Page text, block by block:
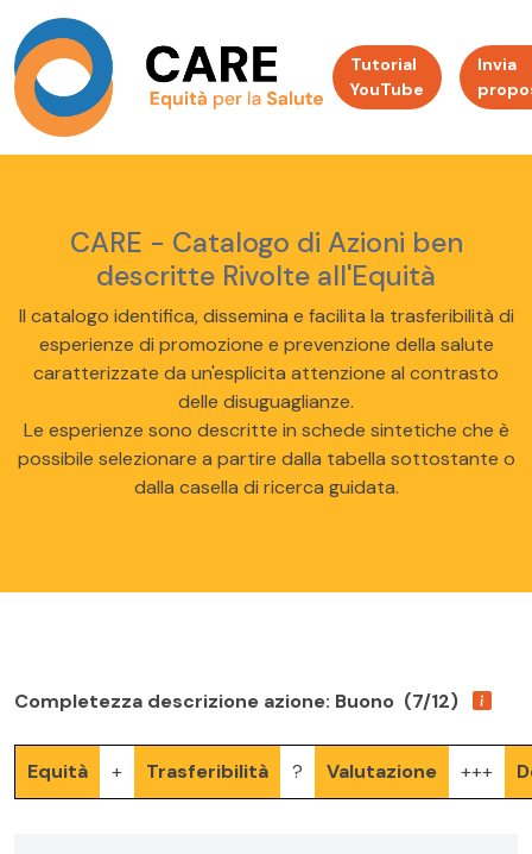
Tutorial
YouTube
Invia
CARE - Catalogo di Azioni ben
descritte Rivolte all'Equità
Il catalogo identifica, dissemina e facilita la trasferibilità di
esperienze di promozione e prevenzione della salute
caratterizzate da un'esplicita attenzione al contrasto
delle disuguaglianze.
Le esperienze sono descritte in schede sintetiche che è
possibile selezionare a partire dalla tabella sottostante o
dalla casella di ricerca guidata.
Completezza descrizione azione: Buono (7/12)
Equità + Trasferibilità ? Valutazione +++